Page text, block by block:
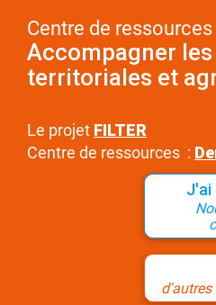
Centre de ressources
Accompagner
territoriales et
Le projet FILTER
Centre de ressources :
J'ai
d'autres